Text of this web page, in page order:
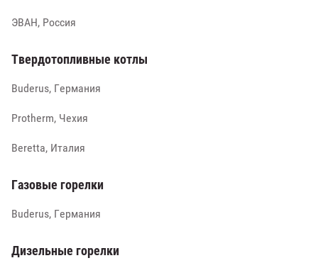
ЭВАН, Россия
Твердотопливные котлы
Buderus, Германия
Protherm, Чехия
Beretta, Италия
Газовые горелки
Buderus, Германия
Дизельные горелки